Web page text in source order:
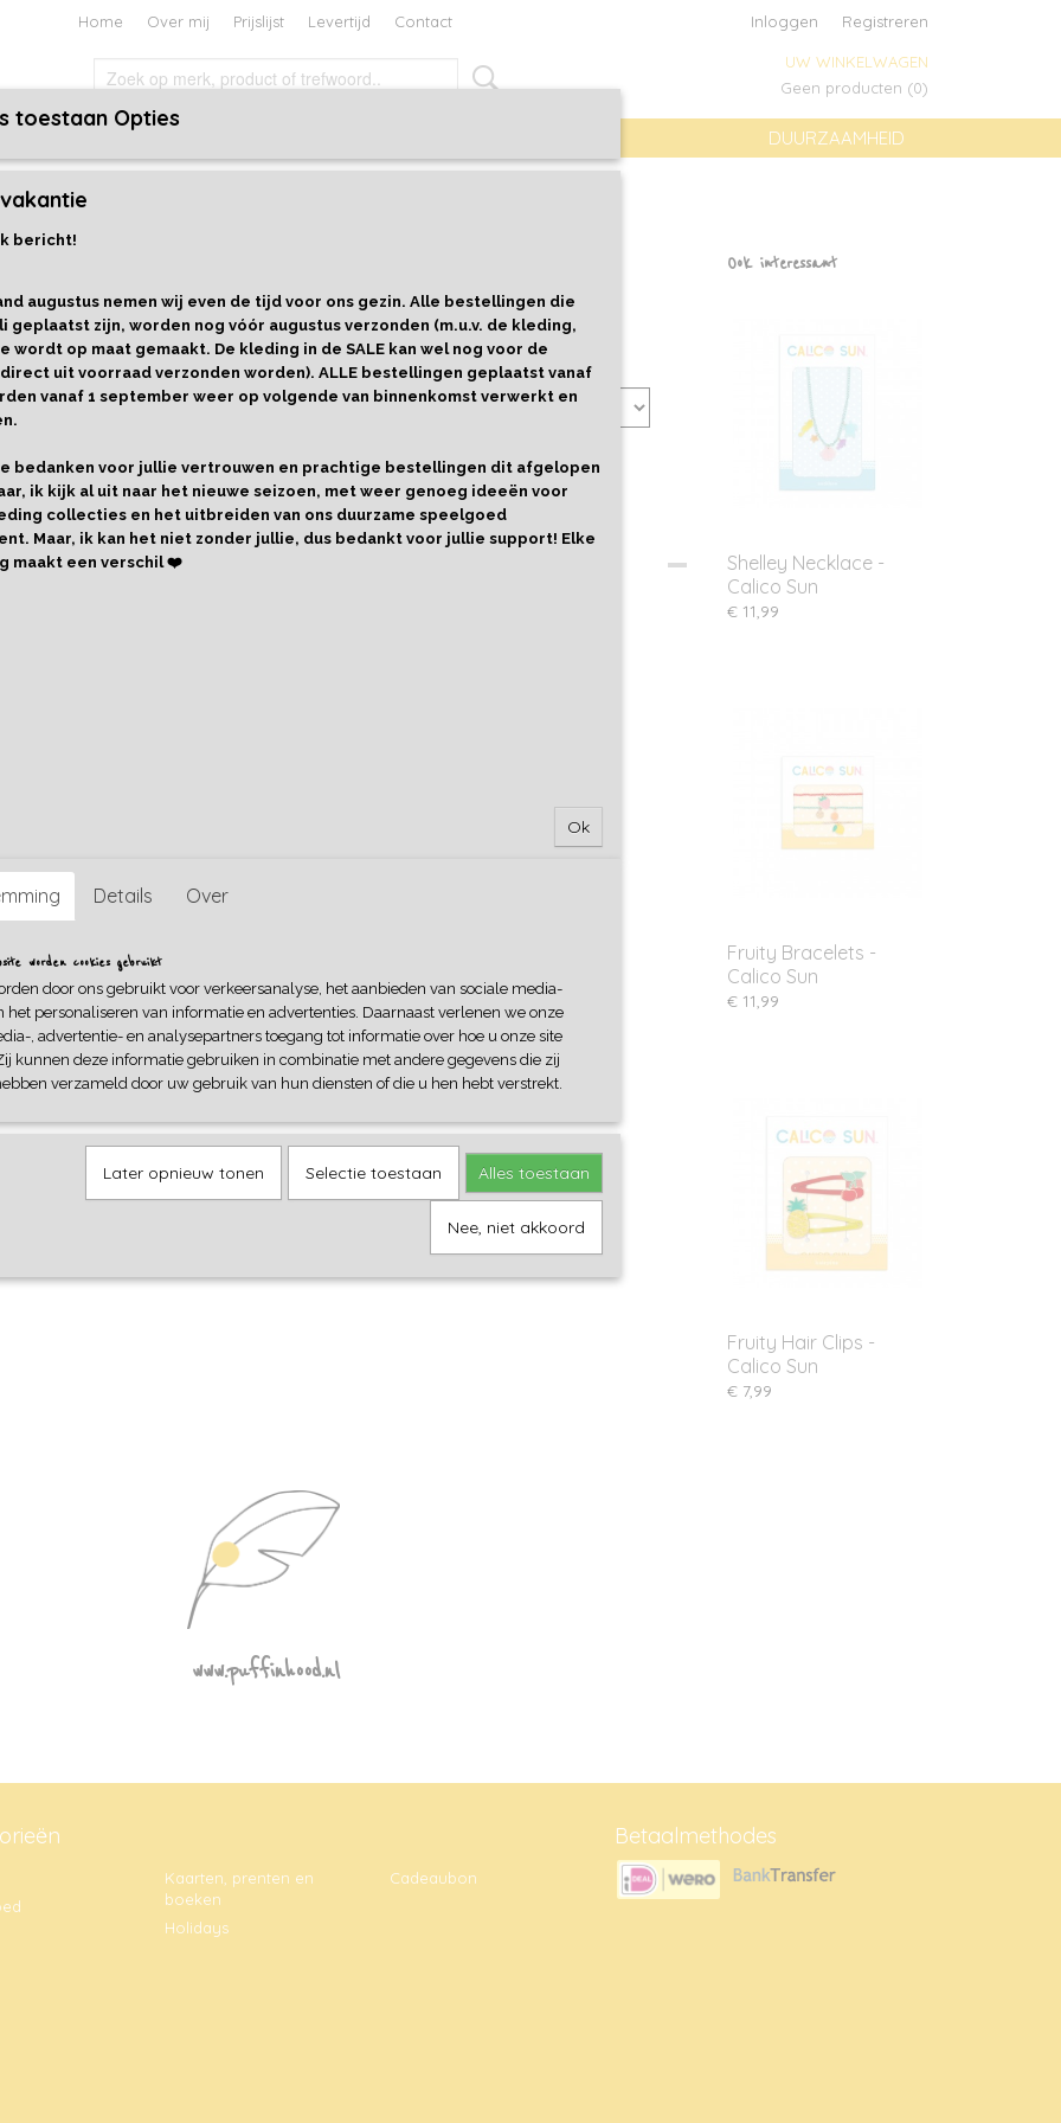
Home Over mij Prijslijst Levertijd Contact Inloggen Registreren
UW WINKELWAGEN
Geen producten (0)
DUURZAAMHEID
EN BOEKEN
Necklace - Calico Sun
€ 11,99
Cadeaupapier Aantal
IN WINKELWAGEN
Omschrijving
Ook interessant
Shelley Necklace -
Calico Sun
€ 11,99
Fruity Bracelets -
Calico Sun
€ 11,99
Fruity Hair Clips -
Calico Sun
€ 7,99
www.puffinhood.nl
Kaarten, prenten en
boeken
Holidays
Cadeaubon
Betaalmethodes
toestaan Opties
bericht!
augustus nemen wij even de tijd voor ons gezin. Alle bestellingen die
geplaatst zijn, worden nog vóór augustus verzonden (m.u.v. de kleding,
wordt op maat gemaakt. De kleding in de SALE kan wel nog voor de
uit voorraad verzonden worden). ALLE bestellingen geplaatst vanaf
vanaf 1 september weer op volgende van binnenkomst verwerkt en
bedanken voor jullie vertrouwen en prachtige bestellingen dit afgelopen
ik kijk al uit naar het nieuwe seizoen, met weer genoeg ideeën voor
collecties en het uitbreiden van ons duurzame speelgoed
Maar, ik kan het niet zonder jullie, dus bedankt voor jullie support! Elke
maakt een verschil ❤️
Ok
Details Over
worden cookies gebruikt
door ons gebruikt voor verkeersanalyse, het aanbieden van sociale media-
het personaliseren van informatie en advertenties. Daarnaast verlenen we onze
, advertentie- en analysepartners toegang tot informatie over hoe u onze site
kunnen deze informatie gebruiken in combinatie met andere gegevens die zij
verzameld door uw gebruik van hun diensten of die u hen hebt verstrekt.
Later opnieuw tonen Selectie toestaan Alles toestaan
Nee, niet akkoord